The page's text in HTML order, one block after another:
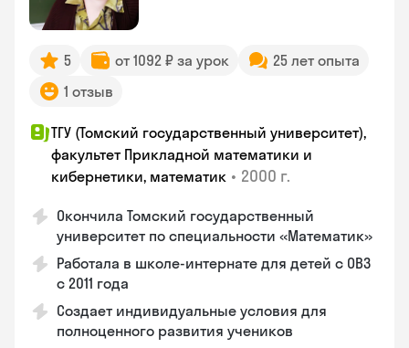
5 от 1092 ₽ за урок
25 лет опыта
1 отзыв
ТГУ (Томский государственный университет),
факультет Прикладной математики и
кибернетики, математик • 2000 г.
Окончила Томский государственный
университет по специальности «Математик»
Работала в школе-интернате для детей с ОВЗ
с 2011 года
Создает индивидуальные условия для
полноценного развития учеников